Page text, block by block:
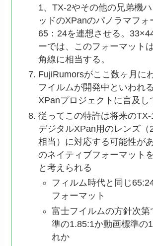
1、TX-2やその他の兄弟機
ッドのXPanのパノラマフォ
65：24を連想させる。
ーでは、このフォーマット
角線に相当する。
FujiRumorsがここ数ヶ月に
フイルムが開発中といわれ
XPanプロジェクトに言及し
従ってこの特許は将来のTX-
デジタルXPan用のレンズ（
相当）に対応する可能性が
のネイティブフォーマット
と考えられる
フィルム時代と同じ
フォーマット
富士フイルムの方針次第
準の1.85:1か動画標準の
れか